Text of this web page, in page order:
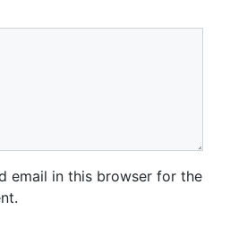
email in this browser for the